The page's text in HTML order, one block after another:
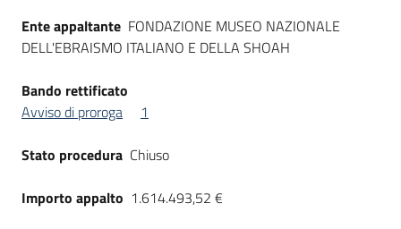
Seguici
Ente appaltante FONDAZIONE MUSEO NAZIONALE
DELL'EBRAISMO ITALIANO E DELLA SHOAH
Bando rettificato
Avviso di proroga
1
Stato procedura Chiuso
Importo appalto 1.614.493,52 €